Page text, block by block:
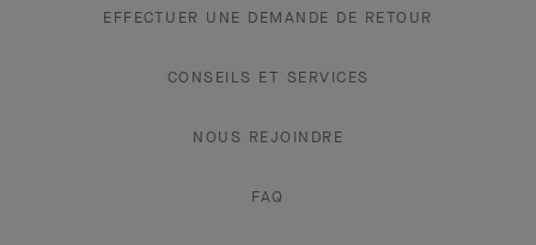
EFFECTUER UNE DEMANDE DE RETOUR
CONSEILS ET SERVICES
NOUS REJOINDRE
FAQ